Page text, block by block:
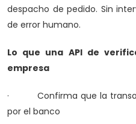
despacho de pedido. Sin
de error humano.
Lo que una API de
empresa
· Confirma que la
por el banco